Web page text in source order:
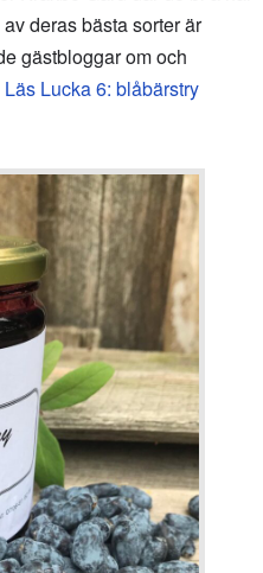
deras bästa sorter är
gästbloggar om och
Läs Lucka 6: blåbärstry